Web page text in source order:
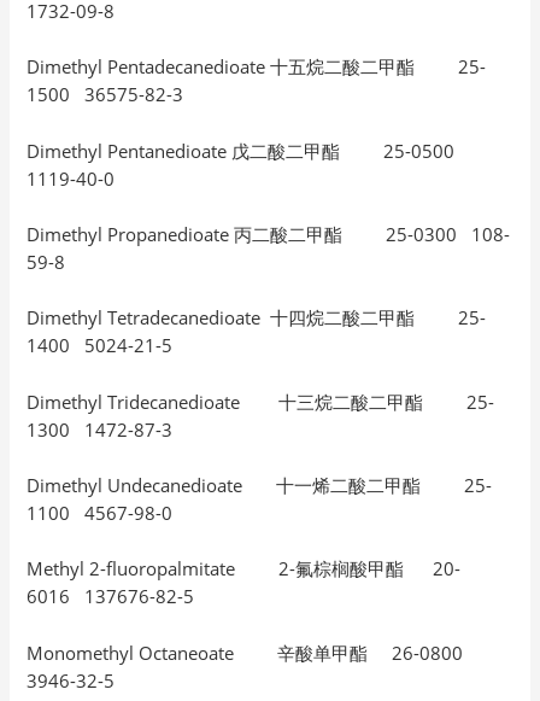
1732-09-8
Dimethyl Pentadecanedioate 十五烷二酸二甲酯 25-
1500 36575-82-3
Dimethyl Pentanedioate 戊二酸二甲酯 25-0500
1119-40-0
Dimethyl Propanedioate 丙二酸二甲酯 25-0300 108-
59-8
Dimethyl Tetradecanedioate 十四烷二酸二甲酯 25-
1400 5024-21-5
Dimethyl Tridecanedioate 十三烷二酸二甲酯 25-
1300 1472-87-3
Dimethyl Undecanedioate 十一烯二酸二甲酯 25-
1100 4567-98-0
Methyl 2-fluoropalmitate 2-氟棕榈酸甲酯 20-
6016 137676-82-5
Monomethyl Octaneoate 辛酸单甲酯 26-0800
3946-32-5